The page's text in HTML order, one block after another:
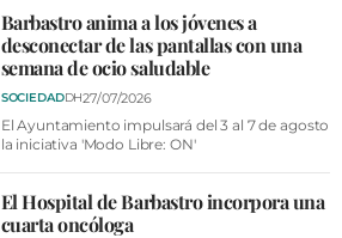
Barbastro anima a los jóvenes a
desconectar de las pantallas con una
semana de ocio saludable
SOCIEDADDH27/07/2026
El Ayuntamiento impulsará del 3 al 7 de agosto
la iniciativa 'Modo Libre: ON'
El Hospital de Barbastro incorpora una
cuarta oncóloga